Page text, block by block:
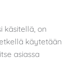
käsitellä, on
käytetään
asiassa